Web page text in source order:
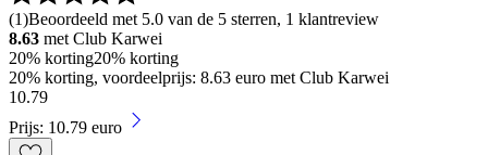
(1)Beoordeeld met 5.0 van de 5 sterren, 1 klantreview
8.63 met Club Karwei
20% korting20% korting
20% korting, voordeelprijs: 8.63 euro met Club Karwei
10.79
Prijs: 10.79 euro